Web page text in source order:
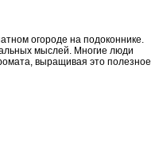
огороде на подоконнике.
мыслей. Многие люди
выращивая это полезное